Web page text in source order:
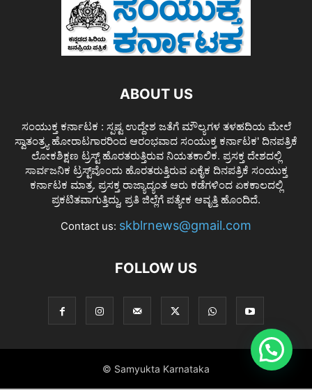
ABOUT US
ಸಂಯುಕ್ತ ಕರ್ನಾಟಕ : ಸ್ಪಷ್ಟ ಉದ್ದೇಶ ಜತೆಗೆ ಮೌಲ್ಯಗಳ ತಳಹದಿಯ ಮೇಲೆ
ಸ್ವಾತಂತ್ರ್ಯ ಹೋರಾಟಗಾರರಿಂದ ಆರಂಭವಾದ ಸಂಯುಕ್ತ ಕರ್ನಾಟಕ' ದಿನಪತ್ರಿಕೆ
ಲೋಕಶಿಕ್ಷಣ ಟ್ರಸ್ಟ್ ಹೊರತರುತ್ತಿರುವ ನಿಯತಕಾಲಿಕ. ಪ್ರಸಕ್ತ ದೇಶದಲ್ಲಿ
ಸಾರ್ವಜನಿಕ ಟ್ರಸ್ಟ್‌ವೊಂದು ಹೊರತರುತ್ತಿರುವ ಏಕೈಕ ದಿನಪತ್ರಿಕೆ ಸಂಯುಕ್ತ
ಕರ್ನಾಟಕ ಮಾತ್ರ. ಪ್ರಸಕ್ತ ರಾಜ್ಯಾದ್ಯಂತ ಆರು ಕಡೆಗಳಿಂದ ಏಕಕಾಲದಲ್ಲಿ
ಪ್ರಕಟಿತವಾಗುತ್ತಿದ್ದು, ಪ್ರತಿ ಜಿಲ್ಲೆಗೆ ಪತ್ಯೇಕ ಆವೃತ್ತಿ ಹೊಂದಿದೆ.
Contact us: skblrnews@gmail.com
FOLLOW US
© Samyukta Karnataka